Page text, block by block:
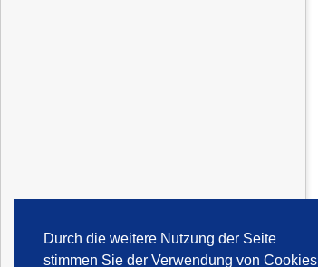
Durch die weitere Nutzung der Seite
stimmen Sie der Verwendung von Cookies